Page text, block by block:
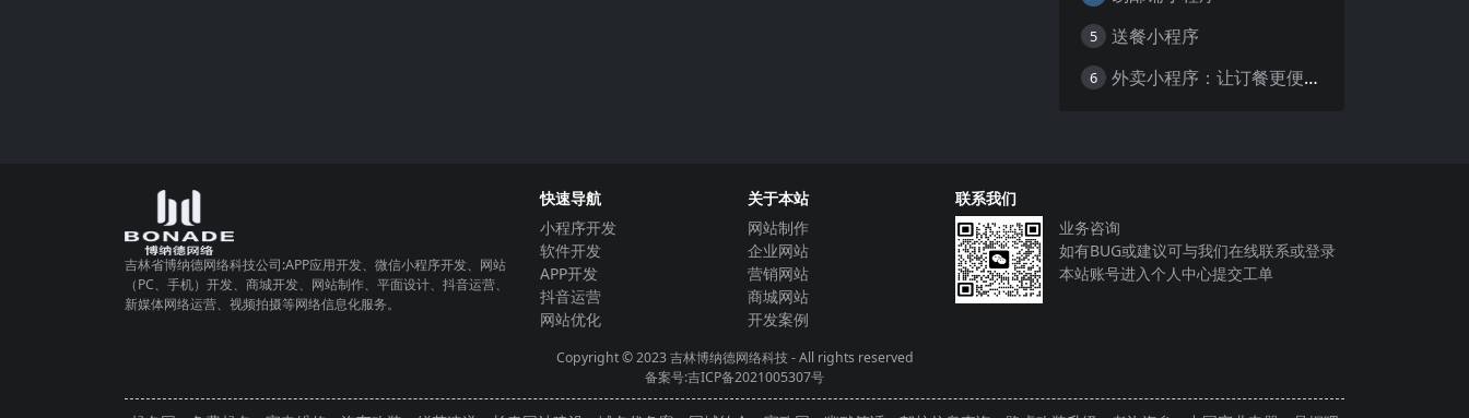
5 送餐小程序
6 外卖小程序：让订餐更便捷，吃货的福音
吉林省博纳德网络科技公司:APP应用开发、微信小程序开发、网站
（PC、手机）开发、商城开发、网站制作、平面设计、抖音运营、
新媒体网络运营、视频拍摄等网络信息化服务。
快速导航
小程序开发
软件开发
APP开发
抖音运营
网站优化
关于本站
网站制作
企业网站
营销网站
商城网站
开发案例
联系我们
业务咨询
如有BUG或建议可与我们在线联系或登录
本站账号进入个人中心提交工单
Copyright © 2023吉林博纳德网络科技- All rights reserved
备案号:吉ICP备2021005307号